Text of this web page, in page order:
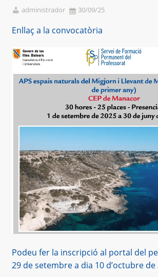
administrador 30/09/25
Enllaç a la convocatòria
Podeu fer la inscripció al portal del
29 de setembre a dia 10 d’octubre de